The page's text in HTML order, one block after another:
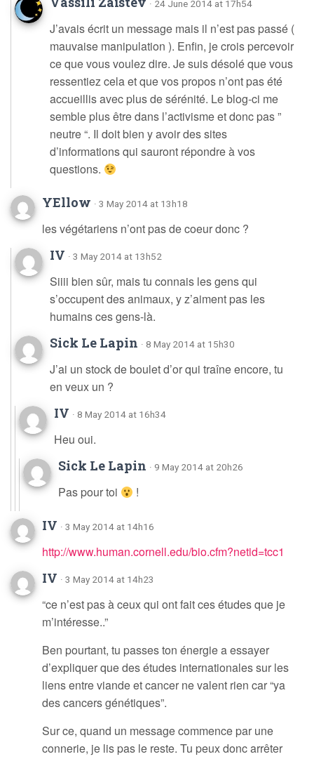
· 24 June 2014 at 17h54
J’avais écrit un message mais il n’est pas passé (
mauvaise manipulation ). Enfin, je crois percevoir
ce que vous voulez dire. Je suis désolé que vous
ressentiez cela et que vos propos n’ont pas été
accueillis avec plus de sérénité. Le blog-ci me
semble plus être dans l’activisme et donc pas ”
neutre “. Il doit bien y avoir des sites
d’informations qui sauront répondre à vos
questions.
YEllow · 3 May 2014 at 13h18
les végétariens n’ont pas de coeur donc ?
IV · 3 May 2014 at 13h52
Siiii bien sûr, mais tu connais les gens qui
s’occupent des animaux, y z’aiment pas les
humains ces gens-là.
Sick Le Lapin · 8 May 2014 at 15h30
J’ai un stock de boulet d’or qui traîne encore, tu
en veux un ?
IV · 8 May 2014 at 16h34
Heu oui.
Sick Le Lapin · 9 May 2014 at 20h26
Pas pour toi !
IV · 3 May 2014 at 14h16
http://www.human.cornell.edu/bio.cfm?netid=tcc1
IV · 3 May 2014 at 14h23
“ce n’est pas à ceux qui ont fait ces études que je
m’intéresse..”
Ben pourtant, tu passes ton énergie a essayer
d’expliquer que des études internationales sur les
liens entre viande et cancer ne valent rien car “ya
des cancers génétiques”.
Sur ce, quand un message commence par une
connerie, je lis pas le reste. Tu peux donc arrêter